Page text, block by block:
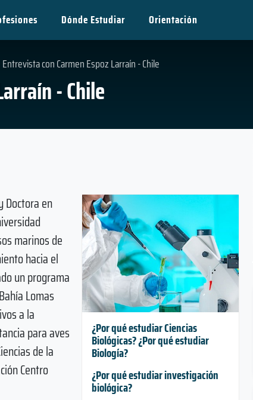
Dónde Estudiar Orientación
- Chile
Entrevista con Carmen Espoz Larraín - Chile
¿Por qué estudiar Ciencias
Biológicas? ¿Por qué estudiar
Biología?
¿Por qué estudiar investigación
biológica?
Doctora en
marinos de
hacia el
un programa
Lomas
a la
para aves
de la
Centro